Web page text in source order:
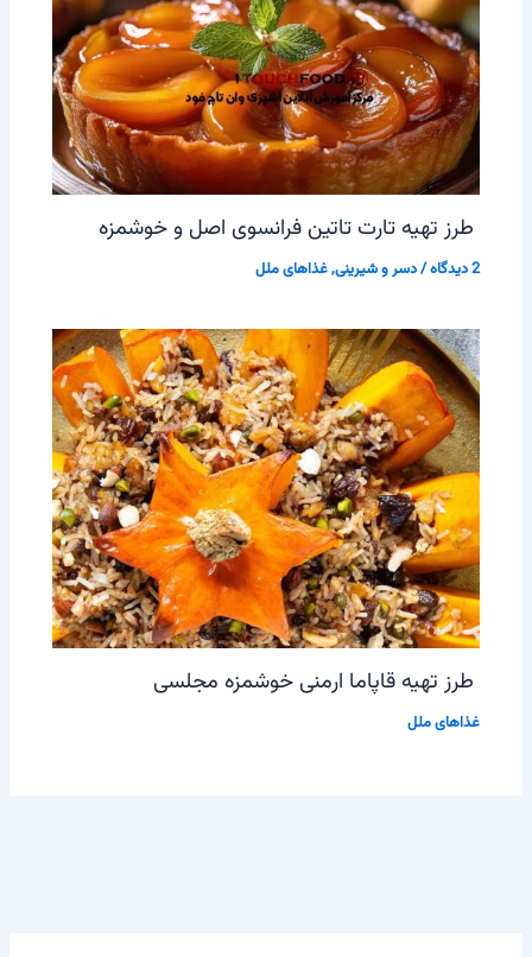
طرز تهیه تارت تاتین فرانسوی اصل و خوشمزه
2 دیدگاه /دسر و شیرینی,غذاهای ملل
طرز تهیه قاپاما ارمنی خوشمزه مجلسی
غذاهای ملل